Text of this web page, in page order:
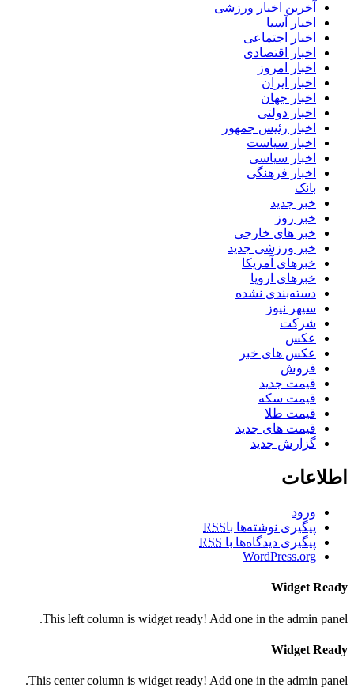
آخرین اخبار ورزشی
اخبار آسیا
اخبار اجتماعی
اخبار اقتصادی
اخبار امروز
اخبار ایران
اخبار جهان
اخبار دولتی
اخبار رئیس جمهور
اخبار سیاست
اخبار سیاسی
اخبار فرهنگی
بانک
خبر جدید
خبر روز
خبر های خارجی
خبر ورزشی جدید
خبرهای آمریکا
خبرهای اروپا
دسته‌بندی نشده
سپهر نیوز
شرکت
عکس
عکس های خبر
فروش
قیمت جدید
قیمت سکه
قیمت طلا
قیمت های جدید
گزارش جدید
اطلاعات
ورود
پیگیری نوشته‌ها باRSS
پیگیری دیدگاه‌ها با RSS
WordPress.org
Widget Ready
This left column is widget ready! Add one in the admin panel.
Widget Ready
This center column is widget ready! Add one in the admin panel.